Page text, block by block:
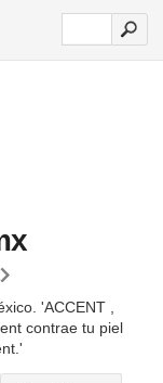
'ACCENT ,
contrae tu piel